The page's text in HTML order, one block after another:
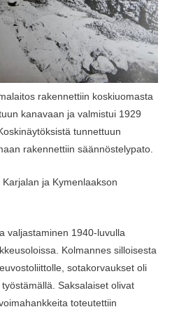
rakennettiin koskiuomasta
kanavaan ja valmistui 1929
tunnettuun
rakennettiin säännöstelypato.
ja Kymenlaakson
valjastaminen 1940-luvulla
Kolmannes silloisesta
sotakorvaukset oli
Saksalaiset olivat
toteutettiin